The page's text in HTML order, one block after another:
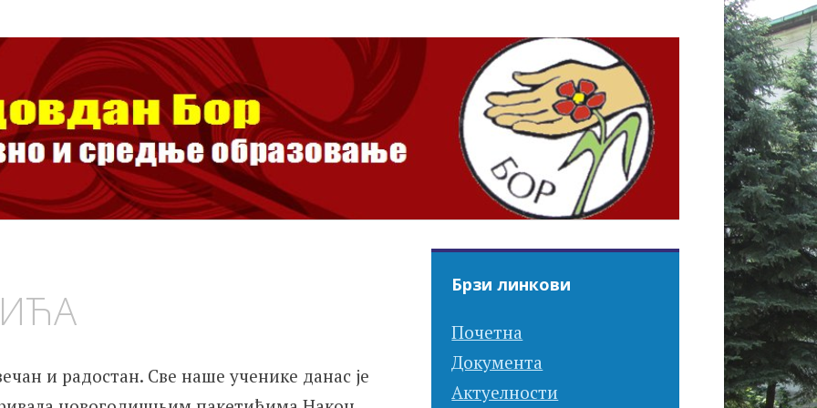
Бор
образовање
и радостан. Све наше ученике данас је
Брзи линкови
Почетна
Документа
Актуелности